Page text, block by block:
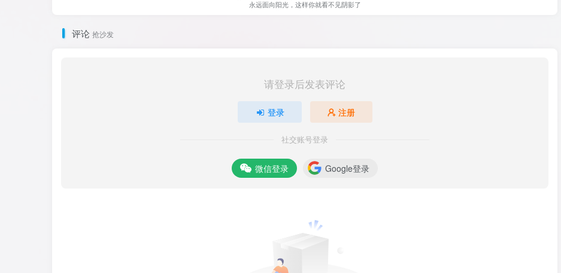
永远面向阳光，这样你就看不见阴影了
评论 抢沙发
请登录后发表评论
登录 注册
社交账号登录
微信登录 Google登录